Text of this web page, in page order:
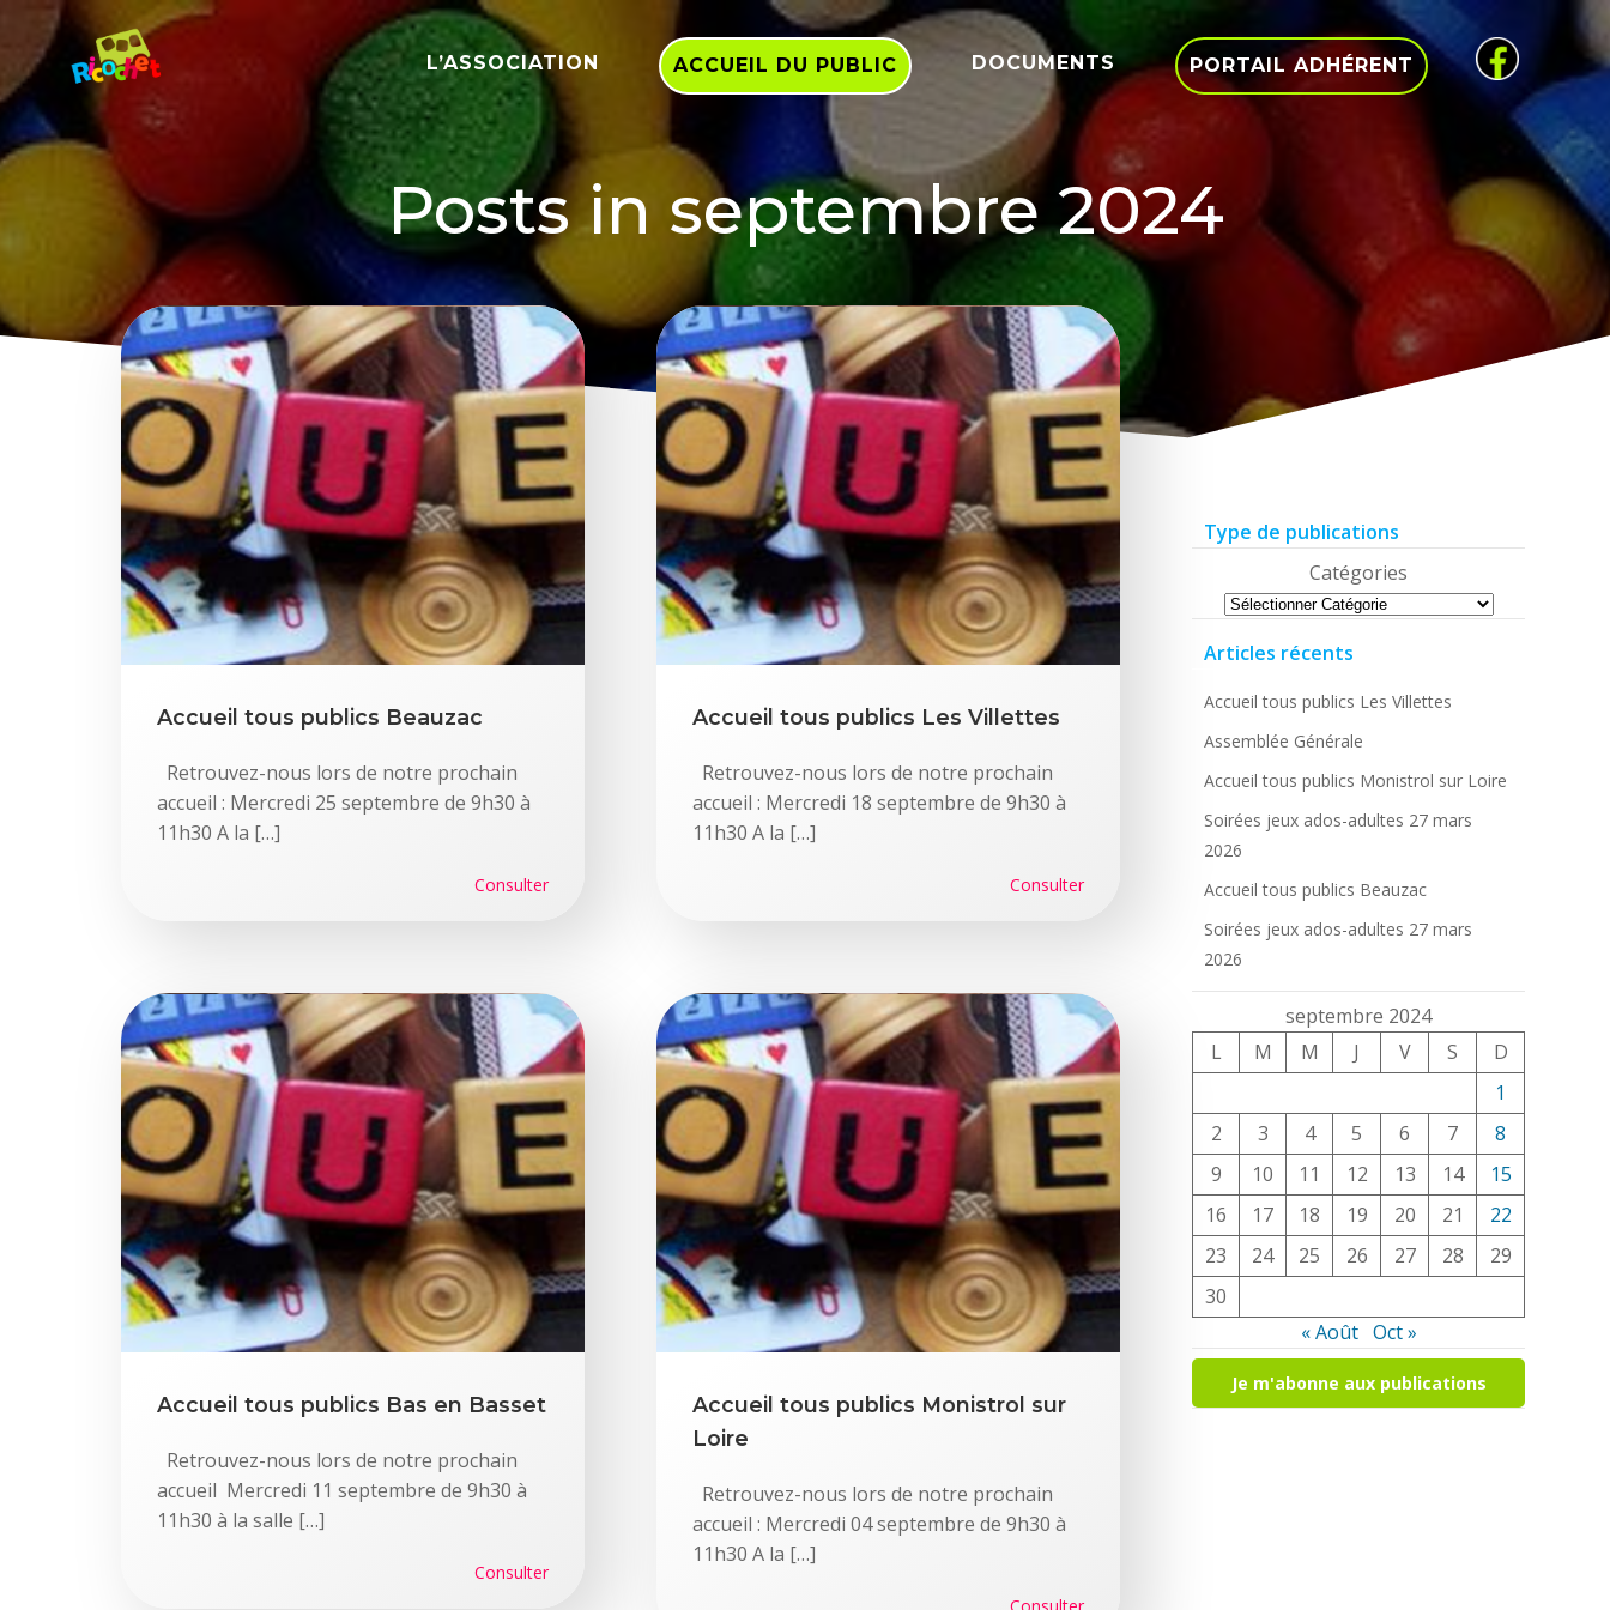
contenu
L’ASSOCIATION ACCUEIL DU PUBLIC DOCUMENTS PORTAIL ADHÉRENT
Posts in septembre 2024
Accueil tous publics Beauzac
Retrouvez-nous lors de notre prochain
accueil : Mercredi 25 septembre de 9h30 à
11h30 A la […]
Consulter
Accueil tous publics Les Villettes
Retrouvez-nous lors de notre prochain
accueil : Mercredi 18 septembre de 9h30 à
11h30 A la […]
Consulter
Accueil tous publics Bas en Basset
Retrouvez-nous lors de notre prochain
accueil Mercredi 11 septembre de 9h30 à
11h30 à la salle […]
Consulter
Accueil tous publics Monistrol sur
Loire
Retrouvez-nous lors de notre prochain
accueil : Mercredi 04 septembre de 9h30 à
11h30 A la […]
Type de publications
Catégories
Articles récents
Accueil tous publics Les Villettes
Assemblée Générale
Accueil tous publics Monistrol sur Loire
Soirées jeux ados-adultes 27 mars
2026
Accueil tous publics Beauzac
Soirées jeux ados-adultes 27 mars
2026
septembre 2024
L
M M J V S
D
1
2
3 4 5 6 7
8
9
10 11 12 13 14
15
16
17 18 19 20 21
22
23
24 25 26 27 28
29
30
« Août Oct »
Je m'abonne aux publications